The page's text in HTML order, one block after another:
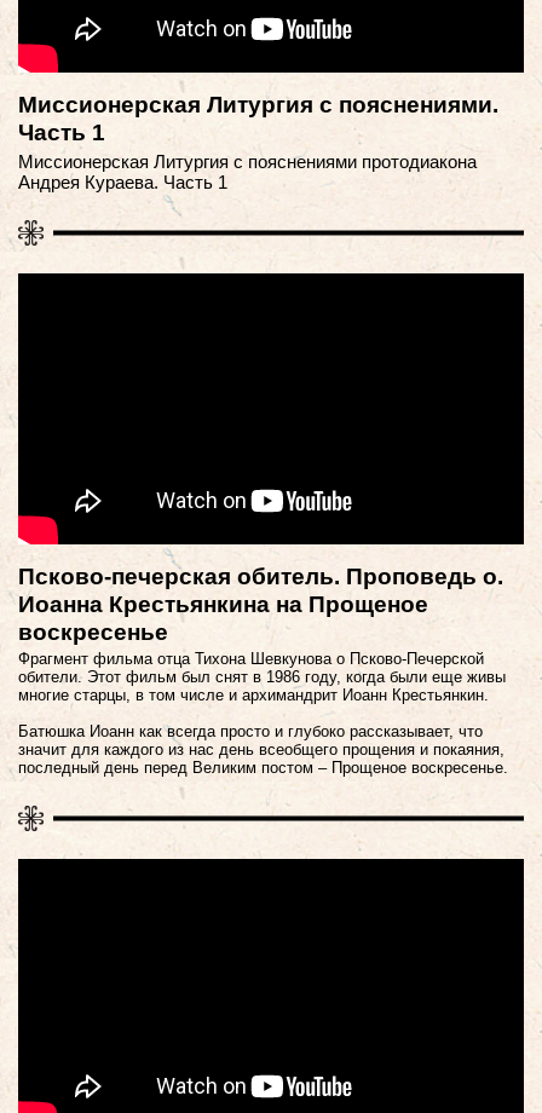
Миссионерская Литургия с пояснениями.
Часть 1
Миссионерская Литургия с пояснениями протодиакона
Андрея Кураева. Часть 1
Псково-печерская обитель. Проповедь о.
Иоанна Крестьянкина на Прощеное
воскресенье
Фрагмент фильма отца Тихона Шевкунова о Псково-Печерской
обители. Этот фильм был снят в 1986 году, когда были еще живы
многие старцы, в том числе и архимандрит Иоанн Крестьянкин.
Батюшка Иоанн как всегда просто и глубоко рассказывает, что
значит для каждого из нас день всеобщего прощения и покаяния,
последный день перед Великим постом – Прощеное воскресенье.